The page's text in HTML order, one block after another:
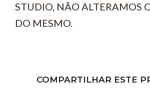
STUDIO, NÃO ALTERAMOS
DO MESMO.
COMPARTILHAR ESTE